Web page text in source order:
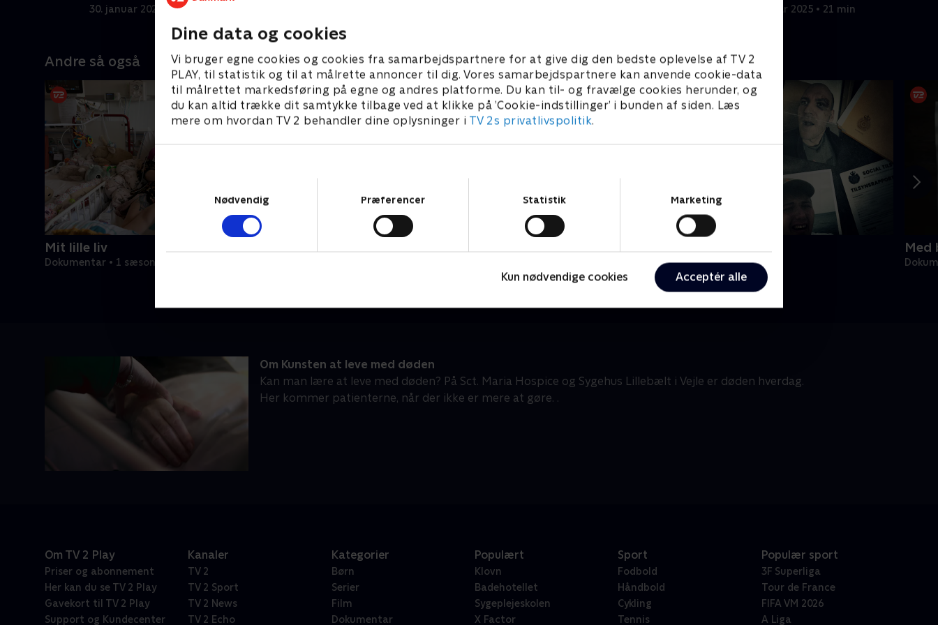
Dine data og cookies
Vi bruger egne cookies og cookies fra samarbejdspartnere for at give dig den bedste oplevelse af TV 2
PLAY, til statistik og til at målrette annoncer til dig. Vores samarbejdspartnere kan anvende cookie-data
til målrettet markedsføring på egne og andres platforme. Du kan til- og fravælge cookies herunder, og
du kan altid trække dit samtykke tilbage ved at klikke på ’Cookie-indstillinger’ i bunden af siden. Læs
mere om hvordan TV 2 behandler dine oplysninger i TV 2s privatlivspolitik.
Nødvendig
Præferencer Statistik Marketing
Kun nødvendige cookies Acceptér alle
30. januar 2025 • 22 min
god imod hende
20. februar 2025 • 21 min
Andre så også
Mit lille liv
Dokumentar • 1 sæsoner Dokumentar • 1 sæsoner
Med
Om Kunsten at leve med døden
Kan man lære at leve med døden? På Sct. Maria Hospice og Sygehus Lillebælt i Vejle er døden hverdag.
Her kommer patienterne, når der ikke er mere at gøre. .
Om TV 2 Play
Priser og abonnement
Her kan du se TV 2 Play
Gavekort til TV 2 Play
Support og Kundecenter
Kanaler
TV 2
TV 2 Sport
TV 2 News
TV 2 Echo
Kategorier
Børn
Serier
Film
Dokumentar
Populært
Klovn
Badehotellet
Sygeplejeskolen
X Factor
Sport
Fodbold
Håndbold
Cykling
Tennis
Populær sport
3F Superliga
Tour de France
FIFA VM 2026
A Liga